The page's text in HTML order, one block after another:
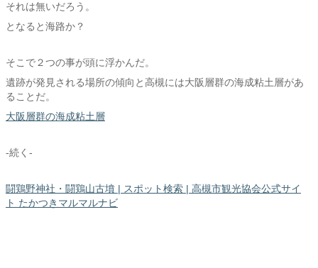
それは無いだろう。
となると海路か？
そこで２つの事が頭に浮かんだ。
遺跡が発見される場所の傾向と高槻には大阪層群の海成粘土層があ
ることだ。
大阪層群の海成粘土層
-続く-
闘鶏野神社・闘鶏山古墳 | スポット検索 | 高槻市観光協会公式サイ
ト たかつきマルマルナビ